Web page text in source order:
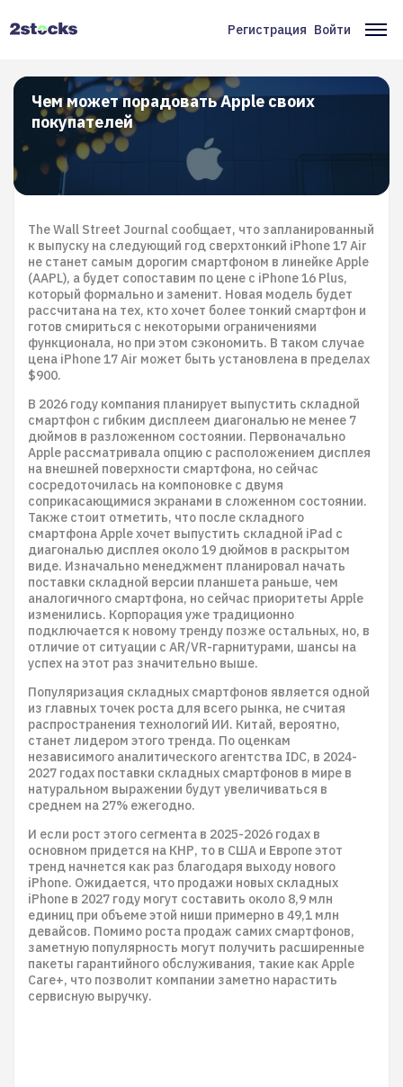
Меню
учётной
записи
Регистрация Войти
Чем может порадовать Apple своих
покупателей
The Wall Street Journal сообщает, что запланированный
к выпуску на следующий год сверхтонкий iPhone 17 Air
не станет самым дорогим смартфоном в линейке Apple
(AAPL), а будет сопоставим по цене с iPhone 16 Plus,
который формально и заменит. Новая модель будет
рассчитана на тех, кто хочет более тонкий смартфон и
готов смириться с некоторыми ограничениями
функционала, но при этом сэкономить. В таком случае
цена iPhone 17 Air может быть установлена в пределах
$900.
В 2026 году компания планирует выпустить складной
смартфон с гибким дисплеем диагональю не менее 7
дюймов в разложенном состоянии. Первоначально
Apple рассматривала опцию с расположением дисплея
на внешней поверхности смартфона, но сейчас
сосредоточилась на компоновке с двумя
соприкасающимися экранами в сложенном состоянии.
Также стоит отметить, что после складного
смартфона Apple хочет выпустить складной iPad с
диагональю дисплея около 19 дюймов в раскрытом
виде. Изначально менеджмент планировал начать
поставки складной версии планшета раньше, чем
аналогичного смартфона, но сейчас приоритеты Apple
изменились. Корпорация уже традиционно
подключается к новому тренду позже остальных, но, в
отличие от ситуации с AR/VR-гарнитурами, шансы на
успех на этот раз значительно выше.
Популяризация складных смартфонов является одной
из главных точек роста для всего рынка, не считая
распространения технологий ИИ. Китай, вероятно,
станет лидером этого тренда. По оценкам
независимого аналитического агентства IDC, в 2024-
2027 годах поставки складных смартфонов в мире в
натуральном выражении будут увеличиваться в
среднем на 27% ежегодно.
И если рост этого сегмента в 2025-2026 годах в
основном придется на КНР, то в США и Европе этот
тренд начнется как раз благодаря выходу нового
iPhone. Ожидается, что продажи новых складных
iPhone в 2027 году могут составить около 8,9 млн
единиц при объеме этой ниши примерно в 49,1 млн
девайсов. Помимо роста продаж самих смартфонов,
заметную популярность могут получить расширенные
пакеты гарантийного обслуживания, такие как Apple
Care+, что позволит компании заметно нарастить
сервисную выручку.